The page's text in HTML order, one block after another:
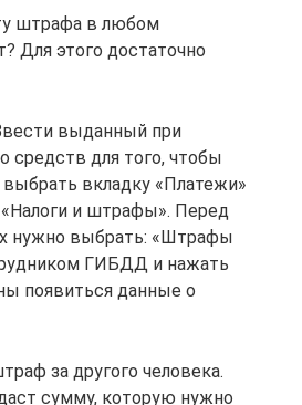
штрафа в любом
Для этого достаточно
выданный при
средств для того, чтобы
вкладку «Платежи»
«Налоги и штрафы». Перед
нужно выбрать: «Штрафы
ГИБДД и нажать
появиться данные о
за другого человека.
сумму, которую нужно